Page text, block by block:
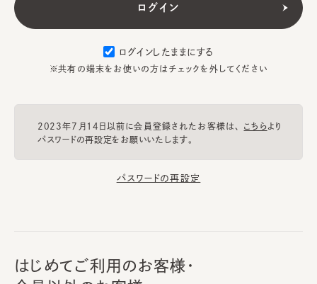
ログインしたままにする
※共有の端末をお使いの方はチェックを外してください
2023年7月14日以前に会員登録されたお客様は、 こちらより
パスワードの再設定をお願いいたします。
パスワードの再設定
はじめてご利用のお客様・